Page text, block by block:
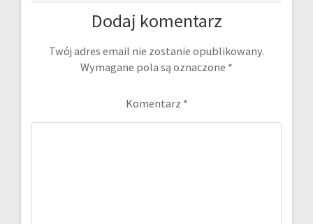
Dodaj komentarz
Twój adres email nie zostanie opublikowany.
Wymagane pola są oznaczone *
Komentarz *